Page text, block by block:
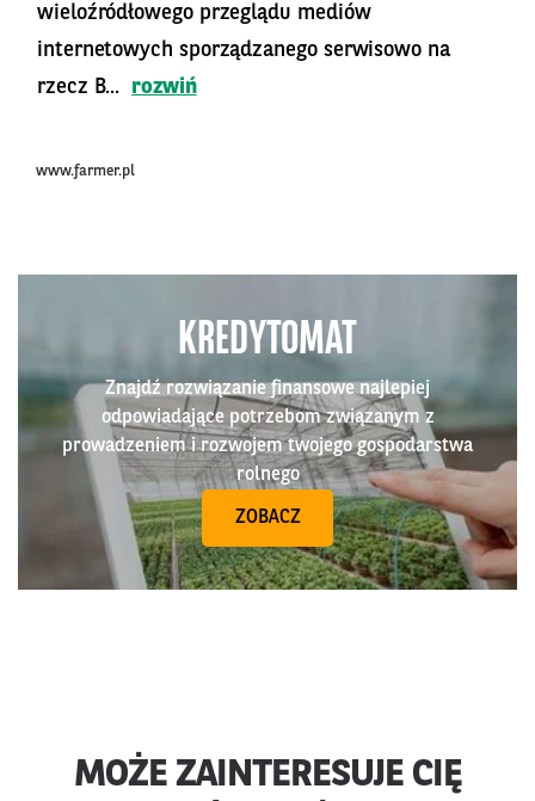
wieloźródłowego przeglądu mediów
internetowych sporządzanego serwisowo na
rzecz B...
rozwiń
www.farmer.pl
KREDYTOMAT
Znajdź rozwiązanie finansowe najlepiej
odpowiadające potrzebom związanym z
prowadzeniem i rozwojem twojego gospodarstwa
rolnego
ZOBACZ
MOŻE ZAINTERESUJE CIĘ